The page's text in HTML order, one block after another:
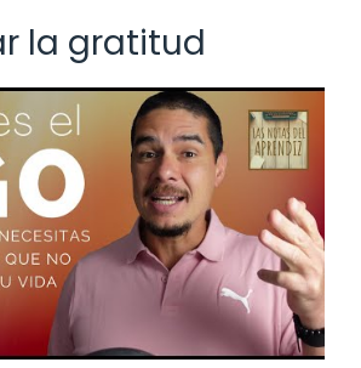
la gratitud